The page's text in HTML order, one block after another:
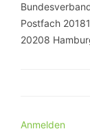
Postfach
20208
Anmelden